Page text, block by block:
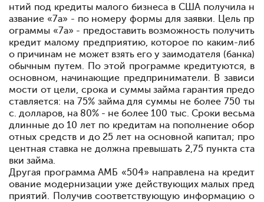
нтий под кредиты малого бизнеса в США получила н
азвание «7а» - по номеру формы для заявки. Цель пр
ограммы «7а» - предоставить возможность получить
кредит малому предприятию, которое по каким-либ
о причинам не может взять его у заимодателя (банка)
обычным путем. По этой программе кредитуются, в
основном, начинающие предприниматели. В зависи
мости от цели, срока и суммы займа гарантия предо
ставляется: на 75% займа для суммы не более 750 ты
с. долларов, на 80% - не более 100 тыс. Сроки весьма
длинные до 10 лет по кредитам на пополнение обор
отных средств и до 25 лет на основной капитал; про
центная ставка не должна превышать 2,75 пункта ста
вки займа.
Другая программа АМБ «504» направлена на кредит
ование модернизации уже действующих малых пред
приятий. Получив соответствующую информацию о